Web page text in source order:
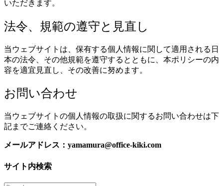
いただきます。
法令、規範の遵守と見直し
当ウェブサイトは、保有する個人情報に関して適用される日
本の法令、その他規範を遵守するとともに、本ポリシーの内
容を適宜見直し、その改善に努めます。
お問い合わせ
当ウェブサイトの個人情報の取扱に関するお問い合わせは下
記までご連絡ください。
メールアドレス： yamamura@office-kiki.com
サイト内検索